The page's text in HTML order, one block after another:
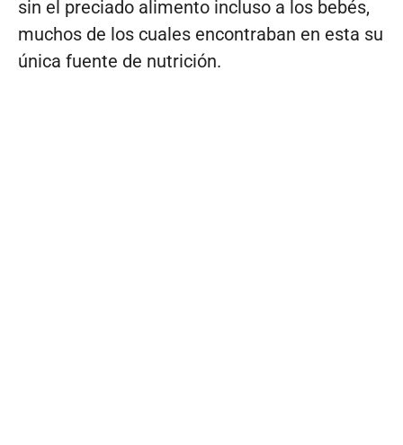
sin el preciado alimento incluso a los bebés,
muchos de los cuales encontraban en esta su
única fuente de nutrición.